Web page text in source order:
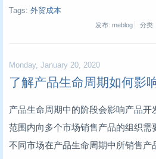
Tags: 外贸成本
发布: meblog 分类:
Monday, January 20, 2020
了解产品生命周期如何影
产品生命周期中的阶段会影响产品开
范围内向多个市场销售产品的组织需
不同市场在产品生命周期中所销售产